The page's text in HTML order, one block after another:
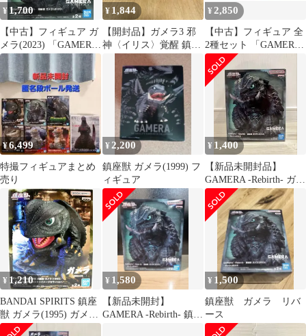
¥ 1,700
【中古】フィギュア ガ
メラ(2023) 「GAMERA
-Rebirth-」 鎮座獣 ガメ
ラ(2023)
¥ 1,844
【開封品】ガメラ3 邪
神〈イリス〉覚醒 鎮座
獣 ガメラ（1999） ２種
セット
¥ 2,850
【中古】フィギュア 全
2種セット 「GAMERA
-Rebirth-」 鎮座獣 ガメ
ラ(2023)
¥6,499
特撮フィギュアまとめ
売り
¥ 2,200
鎮座獣 ガメラ(1999) フ
ィギュア
¥ 1,400
【新品未開封品】
GAMERA -Rebirth- ガメ
ラ(2023) A 鎮座獣
¥ 1,210
BANDAI SPIRITS 鎮座
獣 ガメラ(1995) ガメラ
グリーン B
¥ 1,580
【新品未開封】
GAMERA -Rebirth- 鎮座
¥ 1,500
鎮座獣 ガメラ リバ
ース